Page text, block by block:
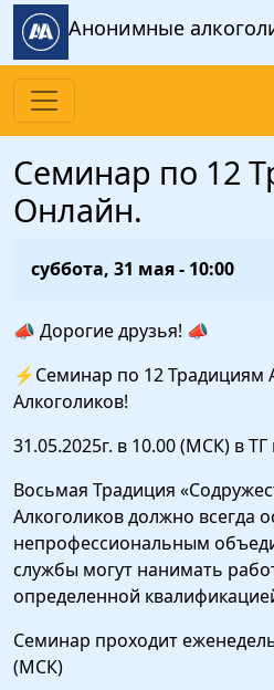
Перейти к основному
Анонимные
Семинар по 12
Онлайн.
суббота, 31 мая - 10:00
📣 Дорогие друзья! 📣
⚡Семинар по 12
Алкоголиков!
31.05.2025г. в 10.00 (МСК) в ТГ
Восьмая Традиция
Алкоголиков должно всегда
непрофессиональным
службы могут нанимать
определенной
Семинар проходит
(МСК)